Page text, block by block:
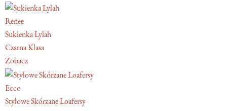
Renee
Sukienka Lylah
Czarna Klasa
Zobacz
Ecco
Stylowe Skórzane Loafersy